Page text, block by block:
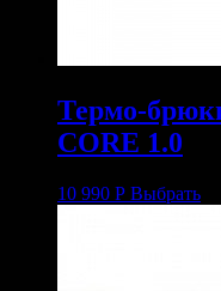
Термо-
CORE 1.0
10 990 Р Выбрать